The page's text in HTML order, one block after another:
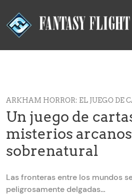
ARKHAM HORROR: EL JUEGO DE
Un juego de
misterios
sobrenatural
Las fronteras entre los mundos
peligrosamente delgadas…